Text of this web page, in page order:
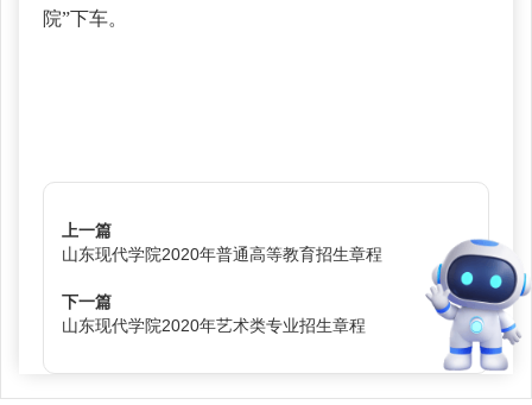
院”下车。
上一篇
山东现代学院2020年普通高等教育招生章程
下一篇
山东现代学院2020年艺术类专业招生章程